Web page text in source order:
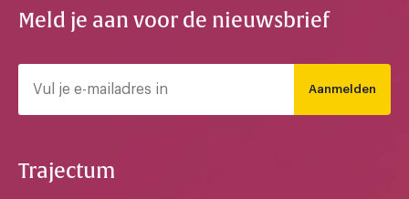
Meld je aan voor de nieuwsbrief
Aanmelden
Trajectum